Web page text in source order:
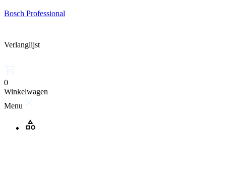
Bosch Professional
Verlanglijst
0
Winkelwagen
Menu